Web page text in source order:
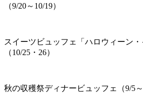
（9/20～10/19）
スイーツビュッフェ「ハロウィーン・
（10/25・26）
秋の収穫祭ディナービュッフェ（9/5～